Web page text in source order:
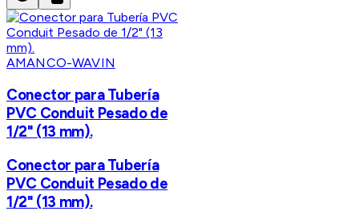
AMANCO-WAVIN
Conector para Tubería
PVC Conduit Pesado de
1/2" (13 mm).
Conector para Tubería
PVC Conduit Pesado de
1/2" (13 mm).